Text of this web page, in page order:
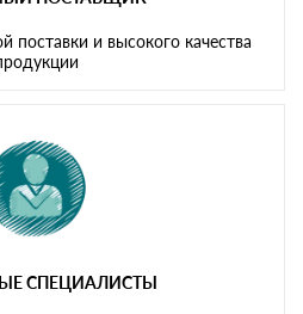
поставки и высокого качества
СПЕЦИАЛИСТЫ